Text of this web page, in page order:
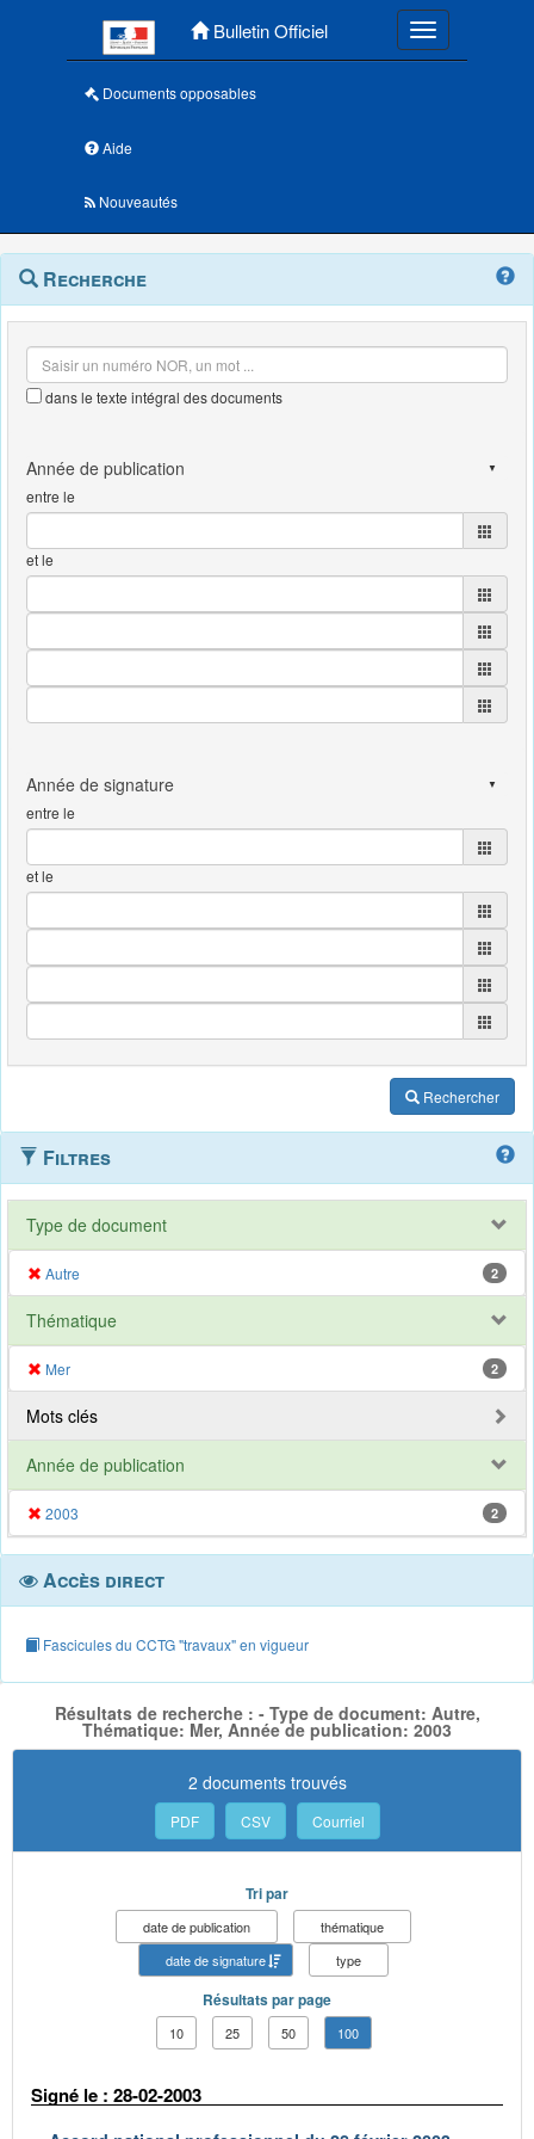
Bulletin Officiel Toggle
Documents opposables
Aide
Nouveautés
Navigation
outils
Menu
contextuel
Recherche
dans le texte intégral des documents
entre le
et le
entre le
et le
Rechercher
Filtres
Type de document
Autre 2
Thématique
Mer 2
Mots clés
Année de publication
2003 2
Accès direct
Fascicules du CCTG "travaux" en vigueur
Résultats de recherche : - Type de document: Autre,
Thématique: Mer, Année de publication: 2003
2 documents trouvés
PDF CSV Courriel
Tri par
date de publication
thématique
date de signature
type
Résultats par page
10 25 50 100
Signé le : 28-02-2003